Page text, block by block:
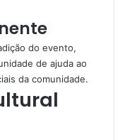
do evento,
de ajuda ao
da comunidade.